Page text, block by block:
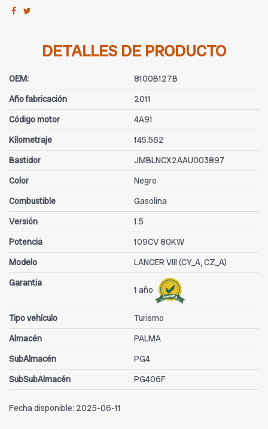
DETALLES DE PRODUCTO
OEM:
8100B127B
Año fabricación
2011
Código motor
4A91
Kilometraje
145.562
Bastidor
JMBLNCX2AAU003897
Color
Negro
Combustible
Gasolina
Versión
1.5
Potencia
109CV 80KW
Modelo
LANCER VIII (CY_A, CZ_A)
Garantia
1 año
Tipo vehículo
Turismo
Almacén
PALMA
SubAlmacén
PG4
SubSubAlmacén
PG406F
Fecha disponible: 2025-06-11